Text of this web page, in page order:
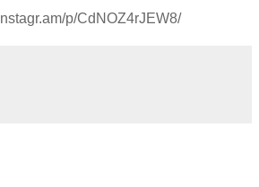
p/CdNOZ4rJEW8/